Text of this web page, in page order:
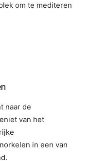
om te mediteren
naar de
van het
in een van